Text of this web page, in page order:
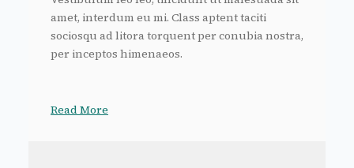
amet, interdum eu mi. Class aptent taciti
sociosqu ad litora torquent per conubia nostra,
per inceptos himenaeos.
Read More